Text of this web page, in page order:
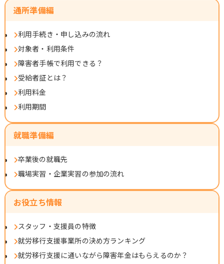
通所準備編
利用手続き・申し込みの流れ
対象者・利用条件
障害者手帳で利用できる？
受給者証とは？
利用料金
利用期間
就職準備編
卒業後の就職先
職場実習・企業実習の参加の流れ
お役立ち情報
スタッフ・支援員の特徴
就労移行支援事業所の決め方ランキング
就労移行支援に通いながら障害年金はもらえるのか？